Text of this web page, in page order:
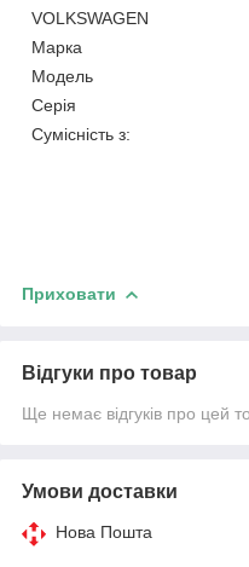
VOLKSWAGEN
Марка
Модель
Серія
Сумісність з:
Приховати
Відгуки про товар
Ще немає відгуків про цей
Умови доставки
Нова Пошта